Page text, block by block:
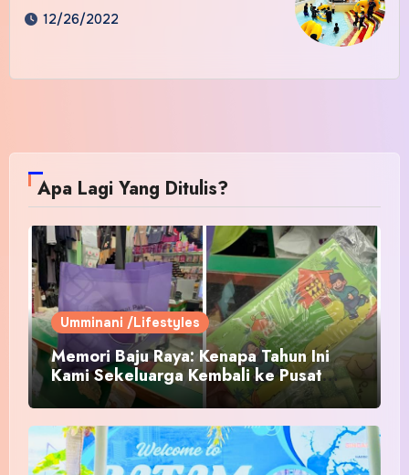
12/26/2022
Apa Lagi Yang Ditulis?
Umminani /Lifestyles
Memori Baju Raya: Kenapa Tahun Ini
Kami Sekeluarga Kembali ke Pusat
Pakaian Hari-Hari?